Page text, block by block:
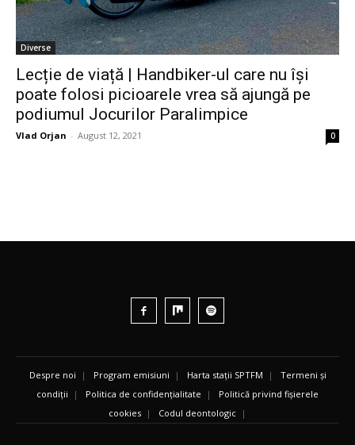
Diverse
Lecție de viață | Handbiker-ul care nu își
poate folosi picioarele vrea să ajungă pe
podiumul Jocurilor Paralimpice
Vlad Orjan - August 12, 2021 0
Despre noi | Program emisiuni | Harta stații SPTFM | Termeni și
condiții | Politica de confidențialitate | Politică privind fișierele
cookies | Codul deontologic |